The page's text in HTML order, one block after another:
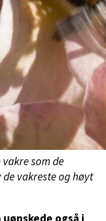
som de
vakreste og høyt
også i